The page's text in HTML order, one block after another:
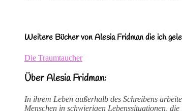
Weitere Bücher von Alesia Fridman die ich
Die Traumtaucher
Über Alesia Fridman:
In ihrem Leben außerhalb des Schreibens
Menschen in schwierigen Lebenssituationen,